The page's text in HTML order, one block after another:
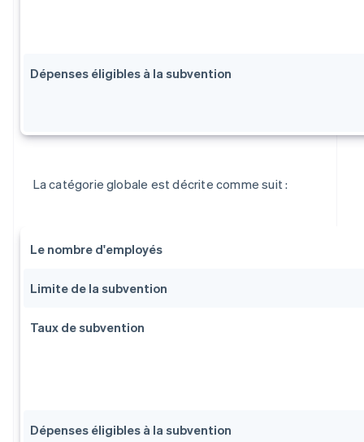
Dépenses éligibles à la subvention
La catégorie globale est décrite comme suit :
Le nombre d'employés
Limite de la subvention
Taux de subvention
Dépenses éligibles à la subvention